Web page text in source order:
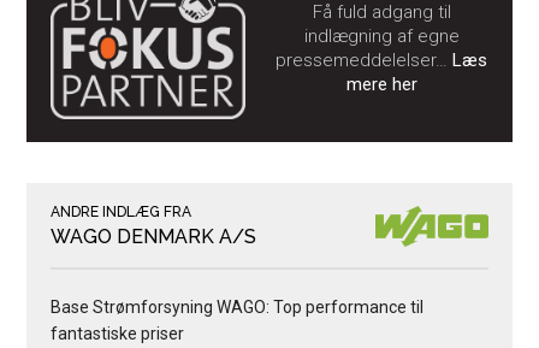
Få fuld adgang til
indlægning af egne
pressemeddelelser…Læs
mere her
ANDRE INDLÆG FRA
WAGO DENMARK A/S
Base Strømforsyning WAGO: Top performance til
fantastiske priser